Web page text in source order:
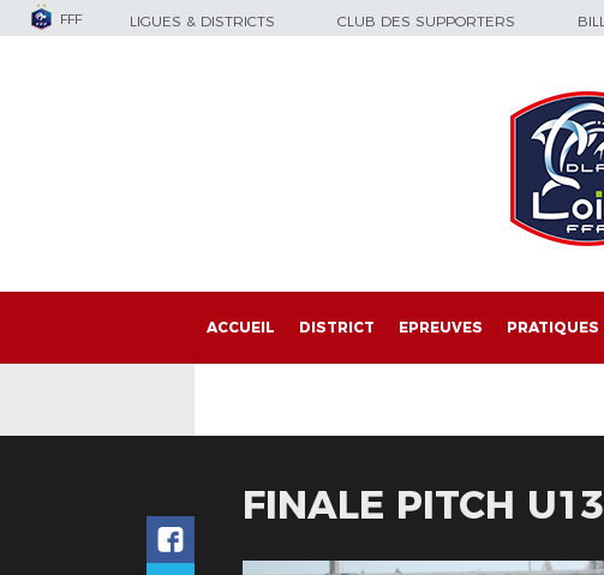
FFF LIGUES & DISTRICTS CLUB DES SUPPORTERS
ACCUEIL DISTRICT EPREUVES PRATIQUES
FINALE PITCH